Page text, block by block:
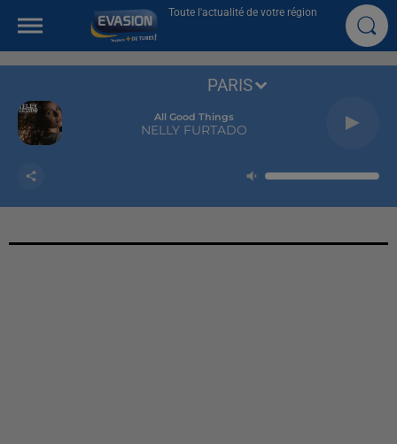
Toute l'actualité de votre région
All Good Things
NELLY FURTADO
PARIS